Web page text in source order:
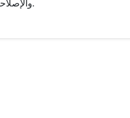
والإصلاحات في الوقت المناسب هما المفتاح لتقليل تأثير تسرب المياه على الممتلكات الخاصة بك ومحفظتك.